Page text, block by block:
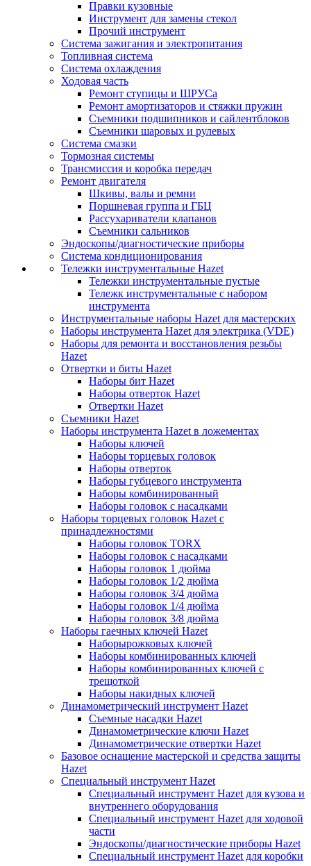
Правки кузовные
Инструмент для замены стекол
Прочий инструмент
Система зажигания и электропитания
Топливная система
Система охлаждения
Ходовая часть
Ремонт ступицы и ШРУСа
Ремонт амортизаторов и стяжки пружин
Съемники подшипников и сайлентблоков
Съемники шаровых и рулевых
Система смазки
Тормозная системы
Трансмиссия и коробка передач
Ремонт двигателя
Шкивы, валы и ремни
Поршневая группа и ГБЦ
Рассухариватели клапанов
Съемники сальников
Эндоскопы/диагностические приборы
Система кондиционирования
Тележки инструментальные Hazet
Тележки инструментальные пустые
Тележк инструментальные с набором
инструмента
Инструментальные наборы Hazet для мастерских
Наборы инструмента Hazet для электрика (VDE)
Наборы для ремонта и восстановления резьбы
Hazet
Отвертки и биты Hazet
Наборы бит Hazet
Наборы отверток Hazet
Отвертки Hazet
Съемники Hazet
Наборы инструмента Hazet в ложементах
Наборы ключей
Наборы торцевых головок
Наборы отверток
Наборы губцевого инструмента
Наборы комбинированный
Наборы головок с насадками
Наборы торцевых головок Hazet с
принадлежностями
Наборы головок TORX
Наборы головок с насадками
Наборы головок 1 дюйма
Наборы головок 1/2 дюйма
Наборы головок 3/4 дюйма
Наборы головок 1/4 дюйма
Наборы головок 3/8 дюйма
Наборы гаечных ключей Hazet
Наборырожковых ключей
Наборы комбинированных ключей
Наборы комбинированных ключей с
трещоткой
Наборы накидных ключей
Динамометрический инструмент Hazet
Съемные насадки Hazet
Динамометрические ключи Hazet
Динамометрические отвертки Hazet
Базовое оснащение мастерской и средства защиты
Hazet
Специальный инструмент Hazet
Специальный инструмент Hazet для кузова и
внутреннего оборудования
Специальный инструмент Hazet для ходовой
части
Эндоскопы/диагностические приборы Hazet
Специальный инструмент Hazet для коробки